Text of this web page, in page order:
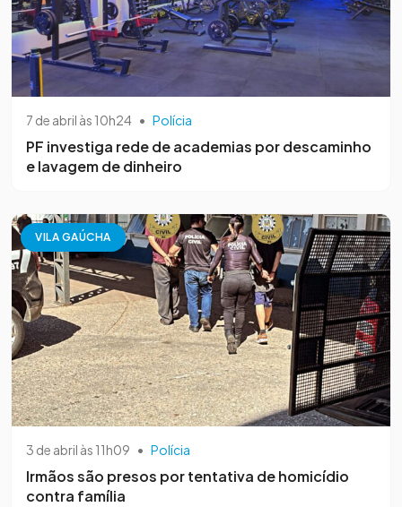
7 de abril às 10h24 • Polícia
PF investiga rede de academias por descaminho
e lavagem de dinheiro
VILA GAÚCHA
3 de abril às 11h09 • Polícia
Irmãos são presos por tentativa de homicídio
contra família